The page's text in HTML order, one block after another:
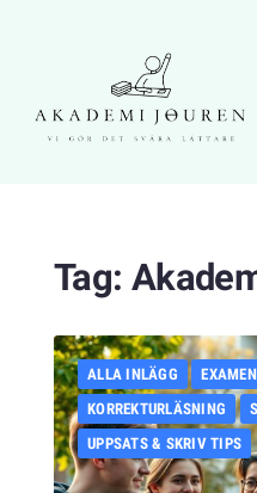
Tag:
ALLA INLÄGG
KORREKTURLÄSNING
UPPSATS & SKRIV TIPS